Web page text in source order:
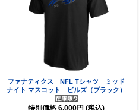
ファナティクス NFL Tシャツ ミッド
ナイト マスコット ビルズ（ブラック）
特別価格 6,000円 (税込)